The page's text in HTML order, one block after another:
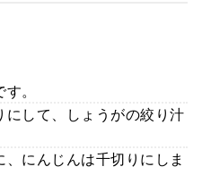
。
して、しょうがの絞り汁
にんじんは千切りにしま